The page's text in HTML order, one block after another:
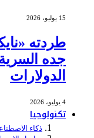
15 يوليو، 2026
طردته
جده
الدولارات
4 يوليو، 2026
تكنولوجيا
ذكاء